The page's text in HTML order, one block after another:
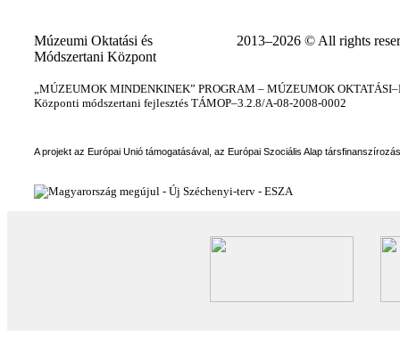
Múzeumi Oktatási és
Módszertani Központ
2013–2026 © All rights
„MÚZEUMOK MINDENKINEK” PROGRAM – MÚZEUMOK
Központi módszertani fejlesztés TÁMOP–3.2.8/A-08-2008-0002
A projekt az Európai Unió támogatásával, az Európai Szociális Alap